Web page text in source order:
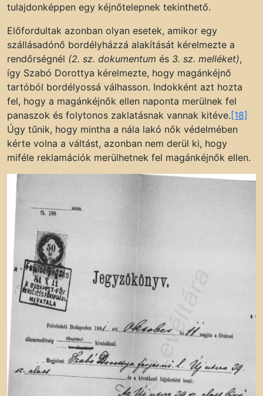
tulajdonképpen egy kéjnőtelepnek tekinthető.
Előfordultak azonban olyan esetek, amikor egy
szállásadónő bordélyházzá alakítását kérelmezte a
rendőrségnél (2. sz. dokumentum és 3. sz. melléket),
így Szabó Dorottya kérelmezte, hogy magánkéjnő
tartóból bordélyossá válhasson. Indokként azt hozta
fel, hogy a magánkéjnők ellen naponta merülnek fel
panaszok és folytonos zaklatásnak vannak kitéve. [18]
Úgy tűnik, hogy mintha a nála lakó nők védelmében
kérte volna a váltást, azonban nem derül ki, hogy
miféle reklamációk merülhetnek fel magánkéjnők ellen.